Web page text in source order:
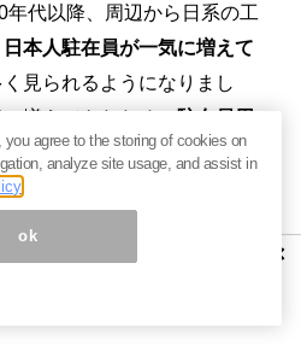
年代以降、周辺から日系の工
日本人駐在員が一気に増えて
見られるようになりまし
増えてきたため、駐在員用
が足りないという状況にな
在員向け不動産の賃料は高
×
you agree to the storing of cookies on
analyze site usage, and assist in
ok